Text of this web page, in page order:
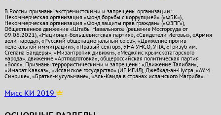
В России признаны экстремистскими и запрещены организации:
Некоммерческая организация «Фонд борьбы с коррупцией» («ФБК»),
Некоммерческая организация «Фонд защиты прав граждан» («ФЗПГ»),
Общественное движение «Штабы Навального» (решение Мосгорсуда от
09.06.2021), «Национал-большевистская партия», «Свидетели Иеговы», «Армия
воли народа», «Русский общенациональный союз», «Движение против
нелегальной иммиграции», «Правый сектор», УНА-УНСО, УПА, «Тризуб им.
Степана Бандеры», «Мизантропик дивижн», «Меджлис крымскотатарского
народа», движение «Артподготовка», общероссийская политическая партия
«Воля». Признаны террористическими и запрещены: «Движение Талибан»,
«Имарат Кавказ», «Исламское государство» (ИГ, ИГИЛ), Джебхад-ан-Нусра, «АУМ
Синрике», «Братья-мусульмане», «Аль-Каида в странах исламского Магриба».
Мисс КИ 2019